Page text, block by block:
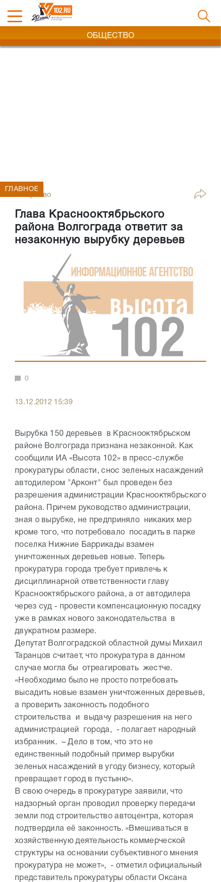
ОБЩЕСТВО
Общество
Глава Краснооктябрьского
района Волгограда ответит за
незаконную вырубку деревьев
ГЛАВНОЕ
0
13.12.2012 15:39
Вырубка 150 деревьев в Краснооктябрьском
районе Волгограда признана незаконной. Как
сообщили ИА «Высота 102» в пресс-службе
прокуратуры области, снос зеленых насаждений
автодилером "Арконт" был проведен без
разрешения администрации Краснооктябрьского
района. Причем руководство администрации,
зная о вырубке, не предприняло никаких мер
кроме того, что потребовало посадить в парке
поселка Нижние Баррикады взамен
уничтоженных деревьев новые. Теперь
прокуратура города требует привлечь к
дисциплинарной ответственности главу
Краснооктябрьского района, а от автодилера
через суд - провести компенсационную посадку
уже в рамках нового законодательства в
двукратном размере.
Депутат Волгоградской областной думы Михаил
Таранцов считает, что прокуратура в данном
случае могла бы отреагировать жестче.
«Необходимо было не просто потребовать
высадить новые взамен уничтоженных деревьев,
а проверить законность подобного
строительства и выдачу разрешения на него
администрацией города, - полагает народный
избранник. – Дело в том, что это не
единственный подобный пример вырубки
зеленых насаждений в угоду бизнесу, который
превращает город в пустыню».
В свою очередь в прокуратуре заявили, что
надзорный орган проводил проверку передачи
земли под строительство автоцентра, которая
подтвердила её законность. «Вмешиваться в
хозяйственную деятельность коммерческой
структуры на основании субъективного мнения
прокуратура не может», - отметил официальный
представитель прокуратуры области Оксана